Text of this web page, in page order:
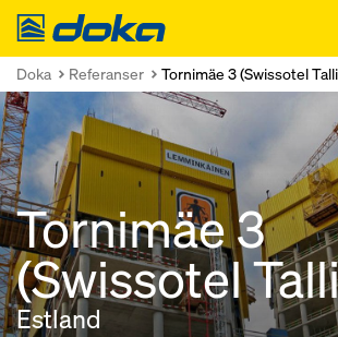
Doka
Doka Referanser Tornimäe 3 (Swissotel
Tornimäe 3
(Swissotel
Estland